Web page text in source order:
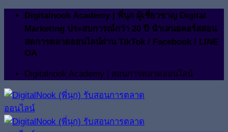
ข้าม
เนื้อหา
Digitalnook Academy | พี่นุก ผู้เชี่ยวชาญ Digital
Marketing ประสบการณ์กว่า 20 ปี นำเสนอคอร์สสอน
สดการตลาดออนไลน์ผ่าน TikTok / Facebook / LINE
OA
Digitalnook Academy | สอนการตลาดออนไลน์